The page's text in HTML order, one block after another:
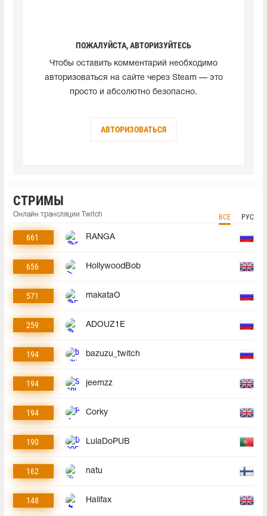
ПОЖАЛУЙСТА, АВТОРИЗУЙТЕСЬ
Чтобы оставить комментарий необходимо
авторизоваться на сайте через Steam — это
просто и абсолютно безопасно.
АВТОРИЗОВАТЬСЯ
СТРИМЫ
Онлайн трансляции Twitch ВСЕ РУС
661 RANGA
656 HollywoodBob
571 makataO
259 ADOUZ1E
194 bazuzu_twitch
194 jeemzz
194 Corky
190 LulaDoPUB
162 natu
148 Halifax